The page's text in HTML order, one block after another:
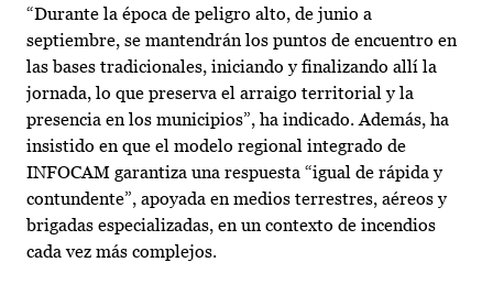
“Durante la época de peligro alto, de junio a
septiembre, se mantendrán los puntos de encuentro en
las bases tradicionales, iniciando y finalizando allí la
jornada, lo que preserva el arraigo territorial y la
presencia en los municipios”, ha indicado. Además, ha
insistido en que el modelo regional integrado de
INFOCAM garantiza una respuesta “igual de rápida y
contundente”, apoyada en medios terrestres, aéreos y
brigadas especializadas, en un contexto de incendios
cada vez más complejos.